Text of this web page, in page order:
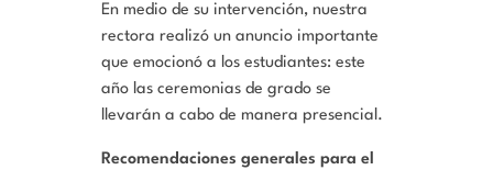
En medio de su intervención, nuestra
rectora realizó un anuncio importante
que emocionó a los estudiantes: este
año las ceremonias de grado se
llevarán a cabo de manera presencial.
Recomendaciones generales para el